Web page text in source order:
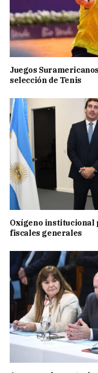
Juegos
selección de Tenis
Oxígeno institucional
fiscales generales